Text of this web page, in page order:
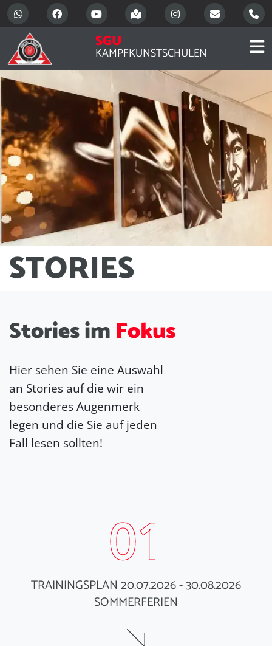
SGU
KAMPFKUNSTSCHULEN
STORIES
StoriesimFokus
Hier sehen Sie eine Auswahl
an Stories auf die wir ein
besonderes Augenmerk
legen und die Sie auf jeden
Fall lesen sollten!
01
TRAININGSPLAN 20.07.2026 - 30.08.2026
SOMMERFERIEN